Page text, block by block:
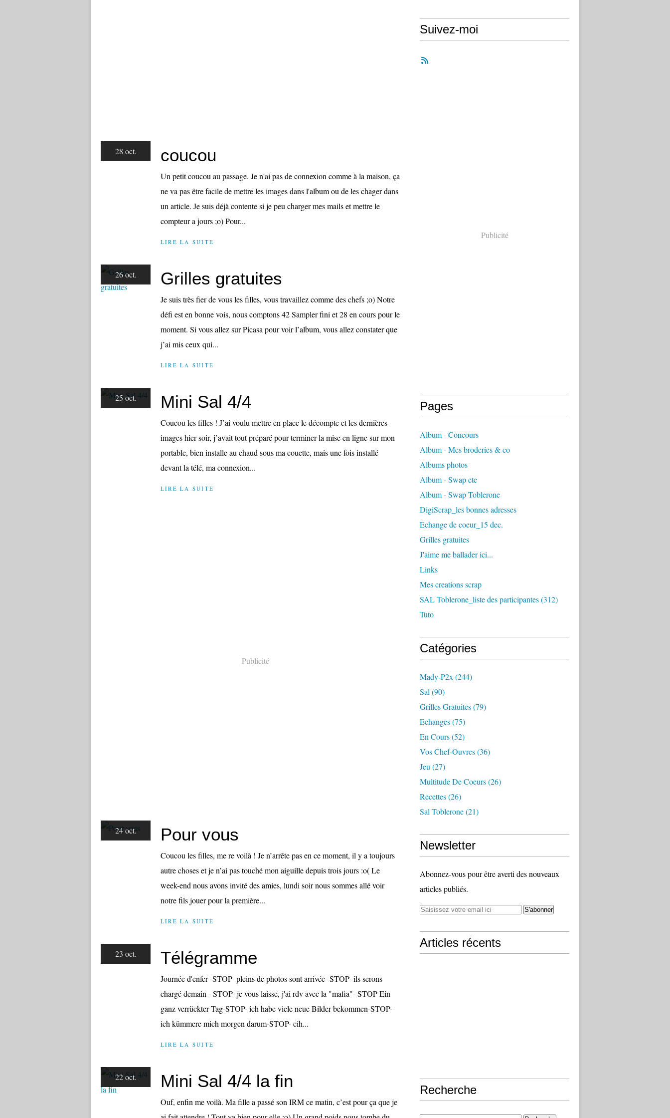
28 oct. coucou
Un petit coucou au passage. Je n'ai pas de connexion comme à la maison, ça
ne va pas être facile de mettre les images dans l'album ou de les chager dans
un article. Je suis déjà contente si je peu charger mes mails et mettre le
compteur a jours ;o) Pour...
LIRE LA SUITE
26 oct. Grilles gratuites
Je suis très fier de vous les filles, vous travaillez comme des chefs ;o) Notre
défi est en bonne vois, nous comptons 42 Sampler fini et 28 en cours pour le
moment. Si vous allez sur Picasa pour voir l’album, vous allez constater que
j’ai mis ceux qui...
LIRE LA SUITE
25 oct. Mini Sal 4/4
Coucou les filles ! J’ai voulu mettre en place le décompte et les dernières
images hier soir, j’avait tout préparé pour terminer la mise en ligne sur mon
portable, bien installe au chaud sous ma couette, mais une fois installé
devant la télé, ma connexion...
LIRE LA SUITE
Publicité
24 oct. Pour vous
Coucou les filles, me re voilà ! Je n’arrête pas en ce moment, il y a toujours
autre choses et je n’ai pas touché mon aiguille depuis trois jours :o( Le
week-end nous avons invité des amies, lundi soir nous sommes allé voir
notre fils jouer pour la première...
LIRE LA SUITE
23 oct. Télégramme
Journée d'enfer -STOP- pleins de photos sont arrivée -STOP- ils serons
chargé demain - STOP- je vous laisse, j'ai rdv avec la "mafia"- STOP Ein
ganz verrückter Tag-STOP- ich habe viele neue Bilder bekommen-STOP-
ich kümmere mich morgen darum-STOP- cih...
LIRE LA SUITE
22 oct. Mini Sal 4/4 la fin
Ouf, enfin me voilà. Ma fille a passé son IRM ce matin, c’est pour ça que je
Suivez-moi
Publicité
Pages
Album - Concours
Album - Mes broderies & co
Albums photos
Album - Swap ete
Album - Swap Toblerone
DigiScrap_les bonnes adresses
Echange de coeur_15 dec.
Grilles gratuites
J'aime me ballader ici...
Links
Mes creations scrap
SAL Toblerone_liste des participantes (312)
Tuto
Catégories
Mady-P2x (244)
Sal (90)
Grilles Gratuites(79)
Echanges(75)
En Cours(52)
Vos Chef-Ouvres(36)
Jeu (27)
Multitude De Coeurs(26)
Recettes(26)
Sal Toblerone(21)
Newsletter
Abonnez-vous pour être averti des nouveaux
articles publiés.
Articles récents
Recherche